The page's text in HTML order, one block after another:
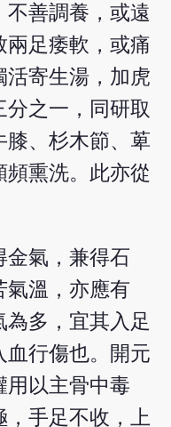
不善調養，或遠
兩足痿軟，或痛
活寄生湯，加虎
之一，同研取
膝、杉木節、萆
熏洗。此亦從
金氣，兼得石
氣溫，亦應有
多，宜其入足
血行傷也。開元
用以主骨中毒
手足不收，上